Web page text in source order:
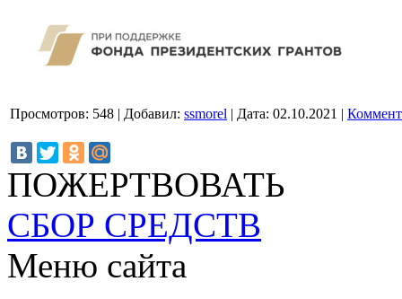
Просмотров: 548 | Добавил: ssmorel | Дата: 02.10.2021 |
ПОЖЕРТВОВАТЬ
СБОР СРЕДСТВ
Меню сайта